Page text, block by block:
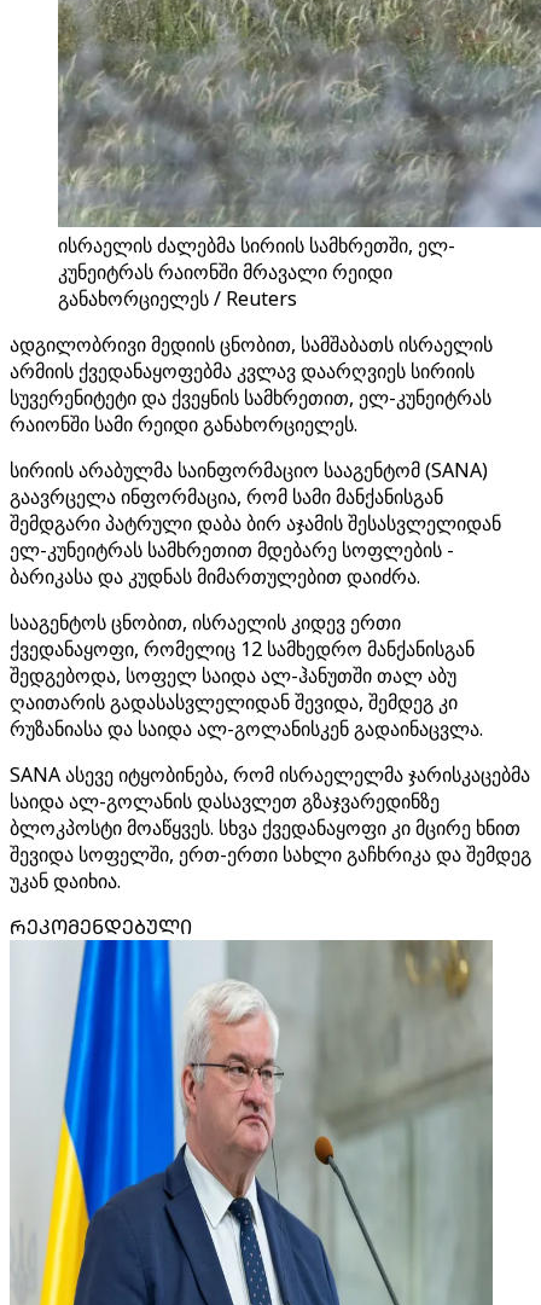
ისრაელის ძალებმა სირიის სამხრეთში, ელ-
კუნეიტრას რაიონში მრავალი რეიდი
განახორციელეს / Reuters
ადგილობრივი მედიის ცნობით, სამშაბათს ისრაელის
არმიის ქვედანაყოფებმა კვლავ დაარღვიეს სირიის
სუვერენიტეტი და ქვეყნის სამხრეთით, ელ-კუნეიტრას
რაიონში სამი რეიდი განახორციელეს.
სირიის არაბულმა საინფორმაციო სააგენტომ (SANA)
გაავრცელა ინფორმაცია, რომ სამი მანქანისგან
შემდგარი პატრული დაბა ბირ აჯამის შესასვლელიდან
ელ-კუნეიტრას სამხრეთით მდებარე სოფლების -
ბარიკასა და კუდნას მიმართულებით დაიძრა.
სააგენტოს ცნობით, ისრაელის კიდევ ერთი
ქვედანაყოფი, რომელიც 12 სამხედრო მანქანისგან
შედგებოდა, სოფელ საიდა ალ-ჰანუთში თალ აბუ
ღაითარის გადასასვლელიდან შევიდა, შემდეგ კი
რუზანიასა და საიდა ალ-გოლანისკენ გადაინაცვლა.
SANA ასევე იტყობინება, რომ ისრაელელმა ჯარისკაცებმა
საიდა ალ-გოლანის დასავლეთ გზაჯვარედინზე
ბლოკპოსტი მოაწყვეს. სხვა ქვედანაყოფი კი მცირე ხნით
შევიდა სოფელში, ერთ-ერთი სახლი გაჩხრიკა და შემდეგ
უკან დაიხია.
ᲠᲔᲙᲝᲛᲔᲜᲓᲔᲑᲣᲚᲘ